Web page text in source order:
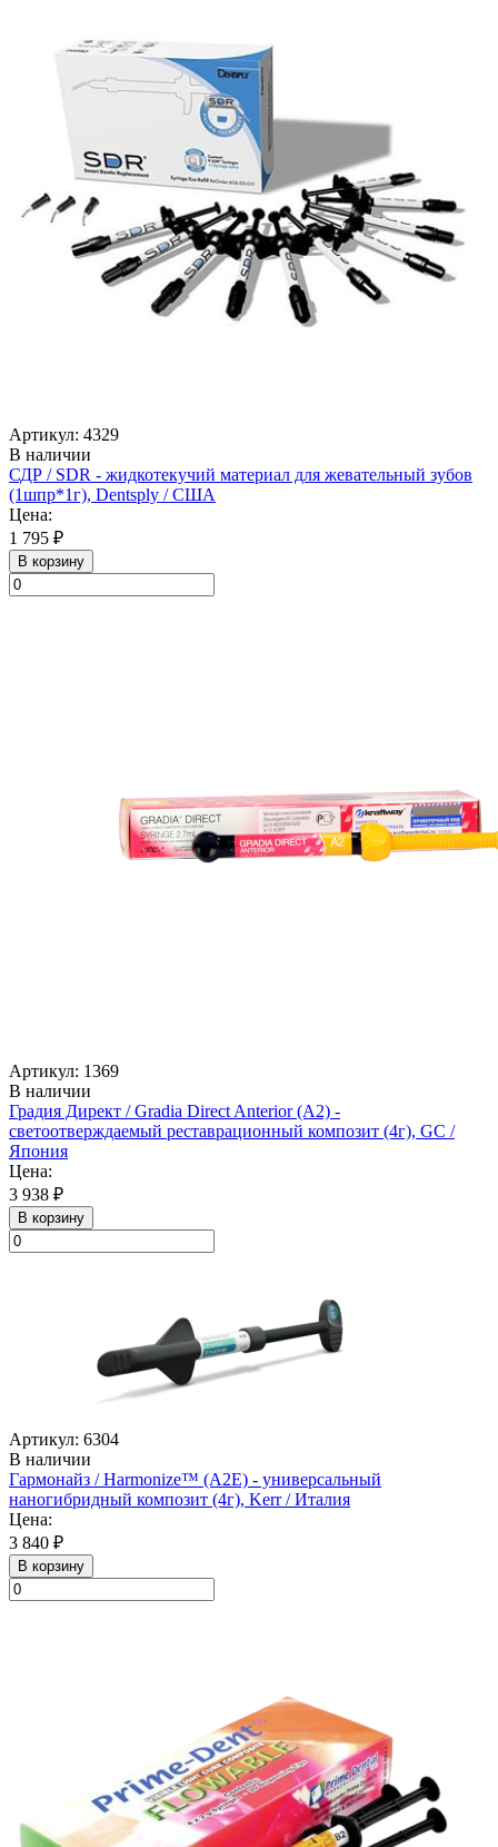
Артикул: 4329
В наличии
СДР / SDR - жидкотекучий материал для жевательный зубов
(1шпр*1г), Dentsply / США
Цена:
1 795 ₽
В корзину
Артикул: 1369
В наличии
Градия Директ / Gradia Direct Anterior (A2) -
светоотверждаемый реставрационный композит (4г), GC /
Япония
Цена:
3 938 ₽
В корзину
Артикул: 6304
В наличии
Гармонайз / Harmonize™ (А2Е) - универсальный
наногибридный композит (4г), Kerr / Италия
Цена:
3 840 ₽
В корзину